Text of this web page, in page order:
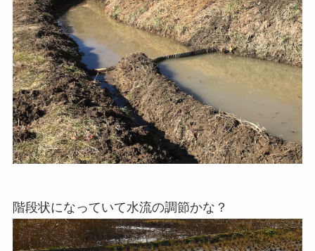
階段状になっていて水流の調節かな？